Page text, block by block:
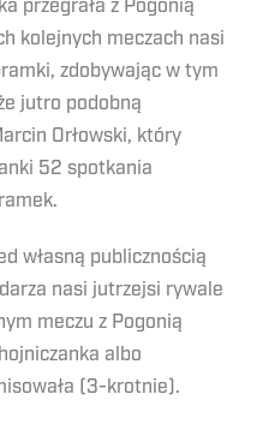
przegrała z Pogonią
kolejnych meczach nasi
zdobywając w tym
jutro podobną
Orłowski, który
52 spotkania
własną publicznością
nasi jutrzejsi rywale
meczu z Pogonią
albo
(3-krotnie).